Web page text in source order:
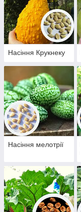
Насіння Крукнеку
Насіння мелотрії